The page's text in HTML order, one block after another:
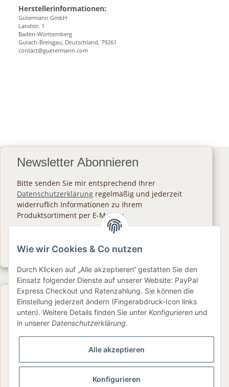
Herstellerinformationen:
Gütermann GmbH
Landstr. 1
Baden-Württemberg
Gutach-Breisgau, Deutschland, 79261
contact@guetermann.com
Newsletter Abonnieren
Bitte senden Sie mir entsprechend Ihrer
Datenschutzerklärung regelmäßig und jederzeit
widerruflich Informationen zu Ihrem
Produktsortiment per E-Mail zu.
Newsletter Abonnieren
Gesetzliche Informationen
Informationen
Wie wir Cookies & Co nutzen
Durch Klicken auf „Alle akzeptieren“ gestatten Sie den
Einsatz folgender Dienste auf unserer Website: PayPal
Express Checkout und Ratenzahlung. Sie können die
Einstellung jederzeit ändern (Fingerabdruck-Icon links
unten). Weitere Details finden Sie unter Konfigurieren und
in unserer Datenschutzerklärung.
Alle akzeptieren
Konfigurieren